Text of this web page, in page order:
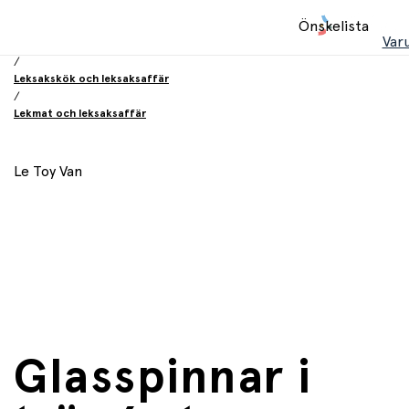
Önskelista
/
Leksakskök och leksaksaffär
/
Lekmat och leksaksaffär
Le Toy Van
Glasspinnar i